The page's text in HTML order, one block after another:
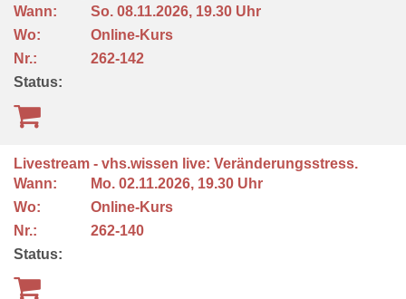
Wann:
So. 08.11.2026, 19.30 Uhr
Wo:
Online-Kurs
Nr.:
262-142
Status:
Livestream - vhs.wissen live: Veränderungsstress.
Wann:
Mo. 02.11.2026, 19.30 Uhr
Wo:
Online-Kurs
Nr.:
262-140
Status: